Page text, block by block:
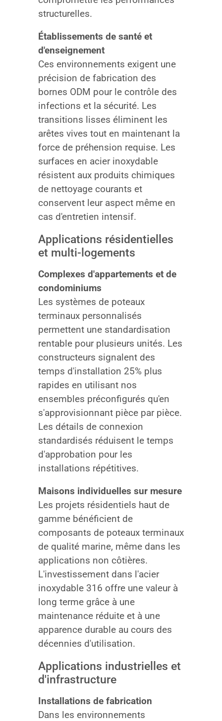
structurelles.
Établissements de santé et
d'enseignement
Ces environnements exigent une
précision de fabrication des
bornes ODM pour le contrôle des
infections et la sécurité. Les
transitions lisses éliminent les
arêtes vives tout en maintenant la
force de préhension requise. Les
surfaces en acier inoxydable
résistent aux produits chimiques
de nettoyage courants et
conservent leur aspect même en
cas d'entretien intensif.
Applications résidentielles
et multi-logements
Complexes d'appartements et de
condominiums
Les systèmes de poteaux
terminaux personnalisés
permettent une standardisation
rentable pour plusieurs unités. Les
constructeurs signalent des
temps d'installation 25% plus
rapides en utilisant nos
ensembles préconfigurés qu'en
s'approvisionnant pièce par pièce.
Les détails de connexion
standardisés réduisent le temps
d'approbation pour les
installations répétitives.
Maisons individuelles sur mesure
Les projets résidentiels haut de
gamme bénéficient de
composants de poteaux terminaux
de qualité marine, même dans les
applications non côtières.
L'investissement dans l'acier
inoxydable 316 offre une valeur à
long terme grâce à une
maintenance réduite et à une
apparence durable au cours des
décennies d'utilisation.
Applications industrielles et
d'infrastructure
Installations de fabrication
Dans les environnements